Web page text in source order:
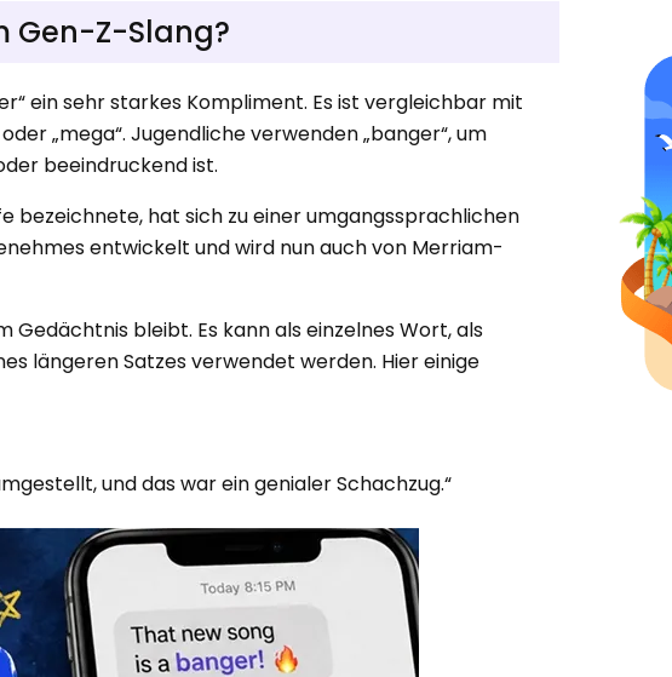
Gen-Z-Slang?
ein sehr starkes Kompliment. Es ist vergleichbar mit
„mega“. Jugendliche verwenden „banger“, um
beeindruckend ist.
bezeichnete, hat sich zu einer umgangssprachlichen
entwickelt und wird nun auch von Merriam-
Gedächtnis bleibt. Es kann als einzelnes Wort, als
längeren Satzes verwendet werden. Hier einige
und das war ein genialer Schachzug.“